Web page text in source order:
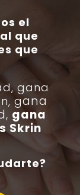
el
que
que
gana
gana
gana
Skrin